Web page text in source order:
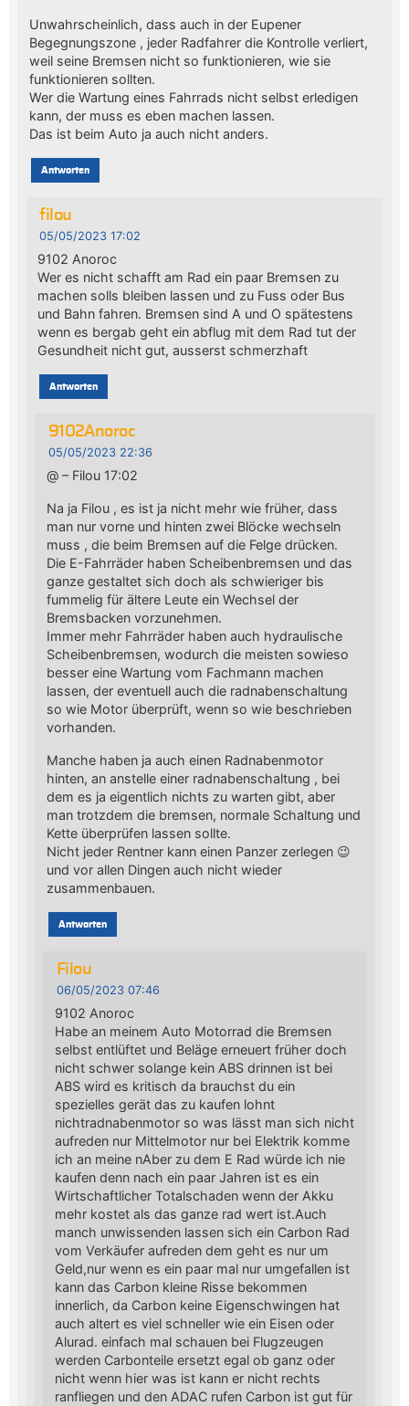
Unwahrscheinlich, dass auch in der Eupener
Begegnungszone , jeder Radfahrer die Kontrolle verliert,
weil seine Bremsen nicht so funktionieren, wie sie
funktionieren sollten.
Wer die Wartung eines Fahrrads nicht selbst erledigen
kann, der muss es eben machen lassen.
Das ist beim Auto ja auch nicht anders.
Antworten
filou
05/05/2023 17:02
9102 Anoroc
Wer es nicht schafft am Rad ein paar Bremsen zu
machen solls bleiben lassen und zu Fuss oder Bus
und Bahn fahren. Bremsen sind A und O spätestens
wenn es bergab geht ein abflug mit dem Rad tut der
Gesundheit nicht gut, ausserst schmerzhaft
Antworten
9102Anoroc
05/05/2023 22:36
@ – Filou 17:02
Na ja Filou , es ist ja nicht mehr wie früher, dass
man nur vorne und hinten zwei Blöcke wechseln
muss , die beim Bremsen auf die Felge drücken.
Die E-Fahrräder haben Scheibenbremsen und das
ganze gestaltet sich doch als schwieriger bis
fummelig für ältere Leute ein Wechsel der
Bremsbacken vorzunehmen.
Immer mehr Fahrräder haben auch hydraulische
Scheibenbremsen, wodurch die meisten sowieso
besser eine Wartung vom Fachmann machen
lassen, der eventuell auch die radnabenschaltung
so wie Motor überprüft, wenn so wie beschrieben
vorhanden.
Manche haben ja auch einen Radnabenmotor
hinten, an anstelle einer radnabenschaltung , bei
dem es ja eigentlich nichts zu warten gibt, aber
man trotzdem die bremsen, normale Schaltung und
Kette überprüfen lassen sollte.
Nicht jeder Rentner kann einen Panzer zerlegen 😉
und vor allen Dingen auch nicht wieder
zusammenbauen.
Antworten
Filou
06/05/2023 07:46
9102 Anoroc
Habe an meinem Auto Motorrad die Bremsen
selbst entlüftet und Beläge erneuert früher doch
nicht schwer solange kein ABS drinnen ist bei
ABS wird es kritisch da brauchst du ein
spezielles gerät das zu kaufen lohnt
nichtradnabenmotor so was lässt man sich nicht
aufreden nur Mittelmotor nur bei Elektrik komme
ich an meine nAber zu dem E Rad würde ich nie
kaufen denn nach ein paar Jahren ist es ein
Wirtschaftlicher Totalschaden wenn der Akku
mehr kostet als das ganze rad wert ist.Auch
manch unwissenden lassen sich ein Carbon Rad
vom Verkäufer aufreden dem geht es nur um
Geld,nur wenn es ein paar mal nur umgefallen ist
kann das Carbon kleine Risse bekommen
innerlich, da Carbon keine Eigenschwingen hat
auch altert es viel schneller wie ein Eisen oder
Alurad. einfach mal schauen bei Flugzeugen
werden Carbonteile ersetzt egal ob ganz oder
nicht wenn hier was ist kann er nicht rechts
ranfliegen und den ADAC rufen Carbon ist gut für